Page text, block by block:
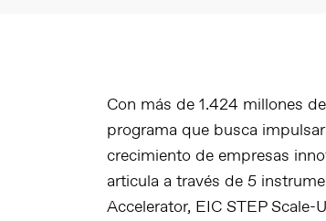
Con más de 1.424 millones
programa que busca
crecimiento de empresas
articula a través de 5
Accelerator, EIC STEP Scale-